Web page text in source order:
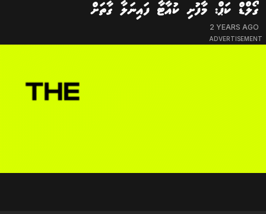
ADVERTISEMENT
ގޯލްޑް ކަޕް: މާފުށި ކުއާޓާ ފައިނަލާ ގާތަށް
2 YEARS AGO